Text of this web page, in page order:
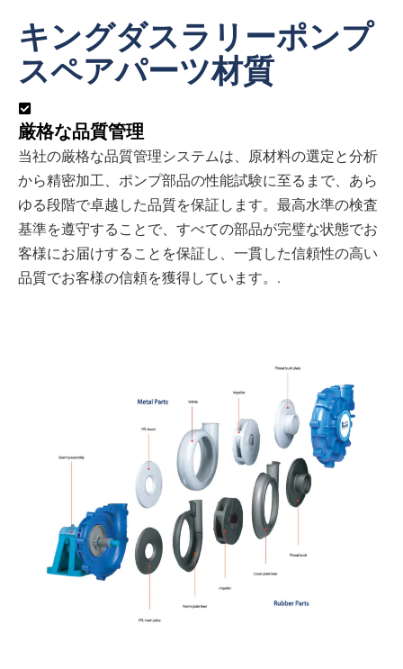
キングダスラリーポンプ
スペアパーツ材質
厳格な品質管理
当社の厳格な品質管理システムは、原材料の選定と分析
から精密加工、ポンプ部品の性能試験に至るまで、あら
ゆる段階で卓越した品質を保証します。最高水準の検査
基準を遵守することで、すべての部品が完璧な状態でお
客様にお届けすることを保証し、一貫した信頼性の高い
品質でお客様の信頼を獲得しています。.